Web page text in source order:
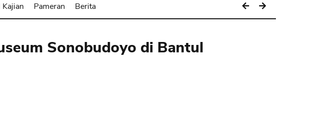
Kajian Pameran Berita
Sonobudoyo di Bantul